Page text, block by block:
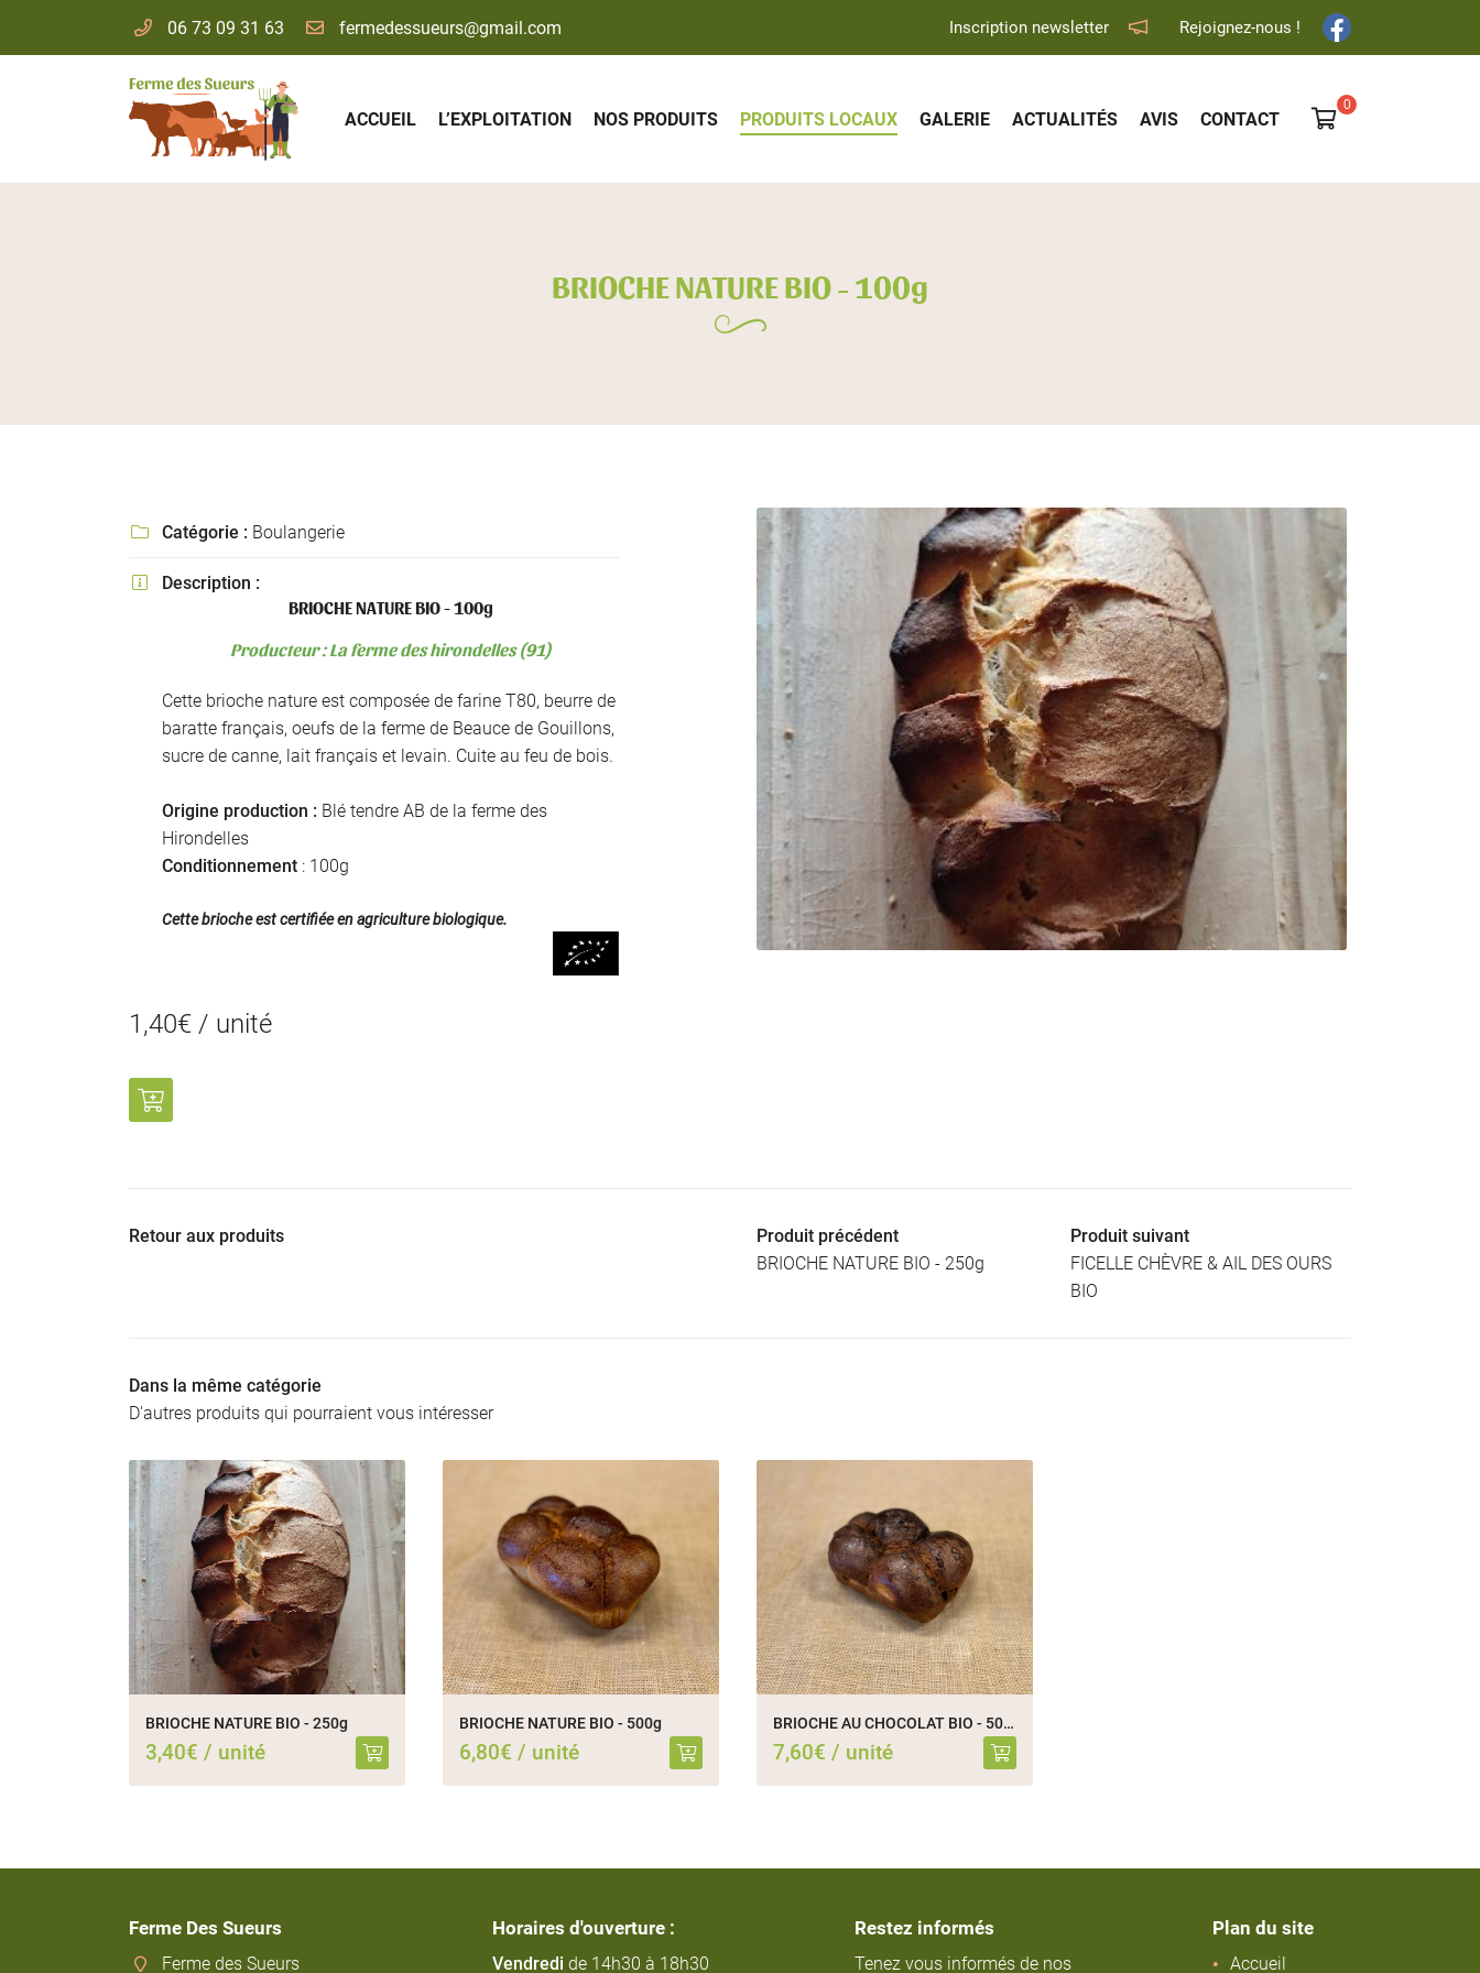
06 73 09 31 63 Inscription newsletter Rejoignez-nous !
ACCUEIL L’EXPLOITATION NOS PRODUITS PRODUITS LOCAUX GALERIE ACTUALITÉS AVIS CONTACT 
Voir notre sélection
€
VALIDER VOTRE PANIER
Ferme des Sueurs
91530 Le Val Saint Germain
06 73 09 31 63
le formulaire de désinscription
INSCRIPTION
BRIOCHE NATURE BIO - 100g
 Catégorie : Boulangerie

Description :
BRIOCHE NATURE BIO - 100g
Producteur : La ferme des hirondelles (91)
Cette brioche nature est composée de farine T80, beurre de
baratte français, oeufs de la ferme de Beauce de Gouillons,
sucre de canne, lait français et levain. Cuite au feu de bois.
Origine production : Blé tendre AB de la ferme des
Hirondelles
Conditionnement : 100g
Cette brioche est certifiée en agriculture biologique.
1,40€ / unité
Retour aux produits
Produit précédent
BRIOCHE NATURE BIO - 250g
Produit suivant
FICELLE CHÈVRE & AIL DES OURS
BIO
Dans la même catégorie
D'autres produits qui pourraient vous intéresser
BRIOCHE NATURE BIO - 250g
3,40€ / unité
BRIOCHE NATURE BIO - 500g
6,80€ / unité
BRIOCHE AU CHOCOLAT BIO - 500g
7,60€ / unité
Ferme Des Sueurs
Ferme des Sueurs
Horaires d'ouverture :
Vendredi de 14h30 à 18h30
Restez informés
Tenez vous informés de nos
Plan du site
Accueil